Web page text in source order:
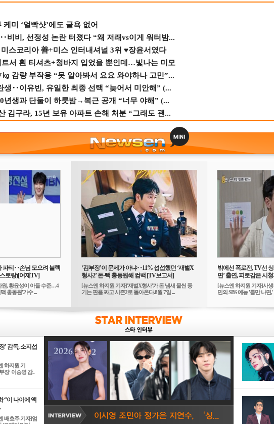
미 ‘얼빡샷’에도 굴욕 없어
비비, 선정성 논란 터졌다 “왜 저래vs이게 워터밤...
미스코리아 善+미스 인터내셔널 3위 ♥장윤서였다
서 흰 티셔츠+청바지 입었을 뿐인데…빛나는 미모
감량 부작용 “못 알아봐서 요요 와야하나 고민”...
생‥이유빈, 유일한 최종 선택 “늦어서 미안해” (...
년생과 단둘이 하룻밤→복근 공개 “너무 야해” (...
김구라, 15년 보유 아파트 손해 처분 “그래도 괜...
파티‥손님 모으려 블랙
토랑)[어제TV]
, 황윤성이 아들 수준…4
총동원'가수 ...
‘김부장’이 문제가 아냐‥11% 섭섭했던 ‘재벌X
형사2’ 돈·빽 총동원해 컴백 [TV보고서]
[뉴스엔 하지원 기자]'재벌X형사'가 돈 냄새 물씬 풍
기는 판을 짜고 시즌2로 돌아온다.8월 7일 ...
밖에선 폭로전, TV선
면’ 출연, 피로감은 시
[뉴스엔 하지원 기자]사
민의 SBS 예능 '틈만 나면
’ 감독, 소지섭
하지원 기
장' 이승영 감..
“이 나이에 액
배효주 기자]엄